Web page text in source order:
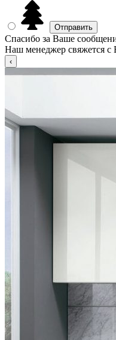
Спасибо за Ваше
Наш менеджер свяжется